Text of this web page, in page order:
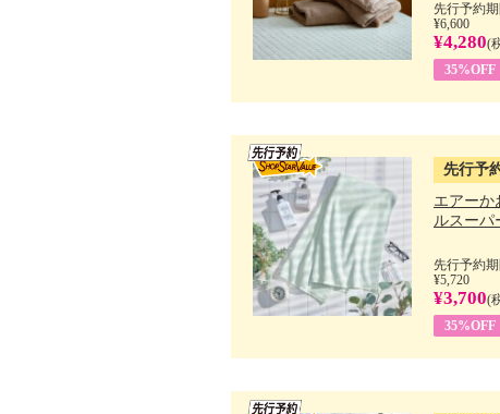
先行予約
¥6,600
¥4,280(
35%OFF
先行予
エアーか
ルスーパ
先行予約
¥5,720
¥3,700(
35%OFF